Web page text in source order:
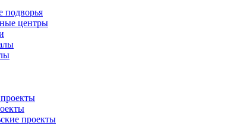
подворья
центры
проекты